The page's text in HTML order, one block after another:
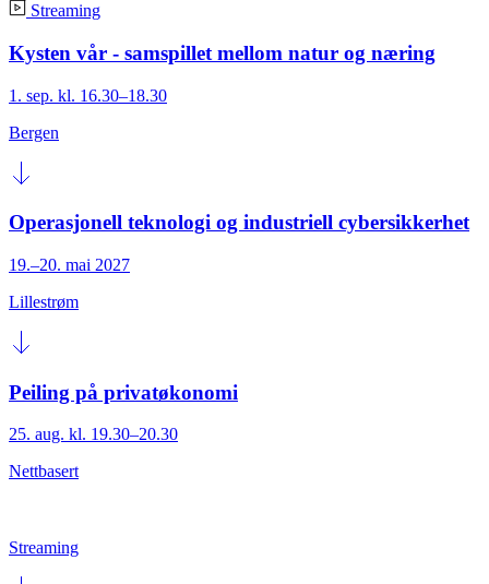
Streaming
Kysten vår - samspillet mellom natur og næring
1. sep. kl. 16.30–18.30
Bergen
Operasjonell teknologi og industriell cybersikkerhet
19.–20. mai 2027
Lillestrøm
Peiling på privatøkonomi
25. aug. kl. 19.30–20.30
Nettbasert
Streaming